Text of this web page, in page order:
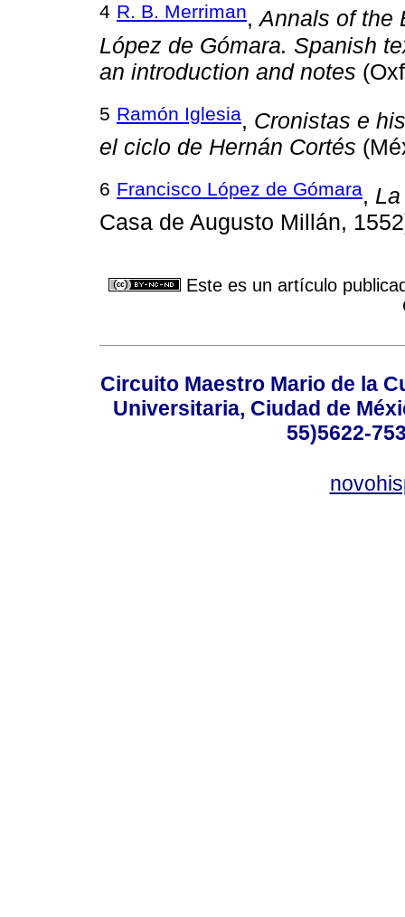
4 R. B. Merriman,Annals of the
López de Gómara. Spanish
an introduction and notes
5 Ramón Iglesia, Cronistas e
el ciclo de Hernán Cortés
6 Francisco López de Gómara,
Casa de Augusto Millán,
Este es un artículo
Circuito Maestro Mario de la
Universitaria, Ciudad de
55)5622-